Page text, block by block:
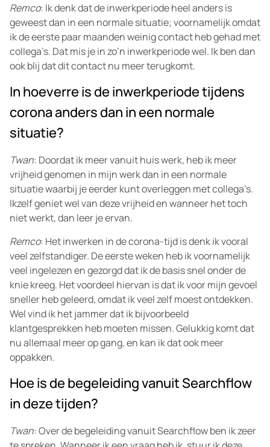
Remco: Ik denk dat de inwerkperiode heel anders is
geweest dan in een normale situatie; voornamelijk omdat
ik de eerste paar maanden weinig contact heb gehad met
collega’s. Dat mis je in zo’n inwerkperiode wel. Ik ben dan
ook blij dat dit contact nu meer terugkomt.
In hoeverre is de inwerkperiode tijdens
corona anders dan in een normale
situatie?
Twan: Doordat ik meer vanuit huis werk, heb ik meer
vrijheid genomen in mijn werk dan in een normale
situatie waarbij je eerder kunt overleggen met collega’s.
Ikzelf geniet wel van deze vrijheid en wanneer het toch
niet werkt, dan leer je ervan.
Remco: Het inwerken in de corona-tijd is denk ik vooral
veel zelfstandiger. De eerste weken heb ik voornamelijk
veel ingelezen en gezorgd dat ik de basis snel onder de
knie kreeg. Het voordeel hiervan is dat ik voor mijn gevoel
sneller heb geleerd, omdat ik veel zelf moest ontdekken.
Wel vind ik het jammer dat ik bijvoorbeeld
klantgesprekken heb moeten missen. Gelukkig komt dat
nu allemaal meer op gang, en kan ik dat ook meer
oppakken.
Hoe is de begeleiding vanuit Searchflow
in deze tijden?
Twan: Over de begeleiding vanuit Searchflow ben ik zeer